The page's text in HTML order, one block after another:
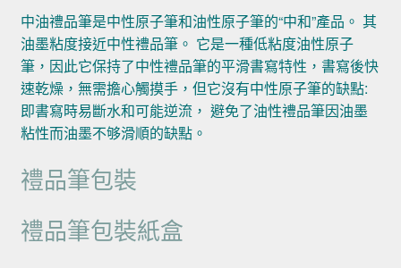
中油禮品筆是中性原子筆和油性原子筆的“中和”產品。 其
油墨粘度接近中性禮品筆。 它是一種低粘度油性原子
筆，因此它保持了中性禮品筆的平滑書寫特性，書寫後快
速乾燥，無需擔心觸摸手，但它沒有中性原子筆的缺點:
即書寫時易斷水和可能逆流， 避免了油性禮品筆因油墨
粘性而油墨不够滑順的缺點。
禮品筆包裝
禮品筆包裝紙盒